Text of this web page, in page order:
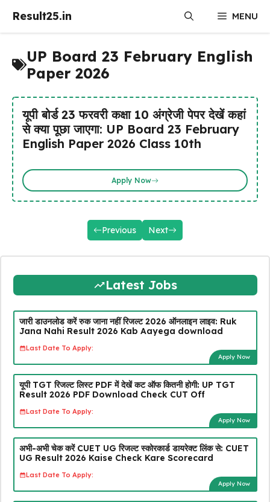
Result25.in MENU
UP Board 23 February English
Paper 2026
यूपी बोर्ड 23 फरवरी कक्षा 10 अंग्रेजी पेपर देखें कहां
से क्या पूछा जाएगा: UP Board 23 February
English Paper 2026 Class 10th
Apply Now
Previous Next
Latest Jobs
जारी डाउनलोड करें रुक जाना नहीं रिजल्ट 2026 ऑनलाइन लाइव: Ruk
Jana Nahi Result 2026 Kab Aayega download
Last Date To Apply:
Apply Now
यूपी TGT रिजल्ट लिस्ट PDF में देखें कट ऑफ कितनी होगी: UP TGT
Result 2026 PDF Download Check CUT Off
Last Date To Apply:
Apply Now
अभी-अभी चेक करें CUET UG रिजल्ट स्कोरकार्ड डायरेक्ट लिंक से: CUET
UG Result 2026 Kaise Check Kare Scorecard
Last Date To Apply:
Apply Now